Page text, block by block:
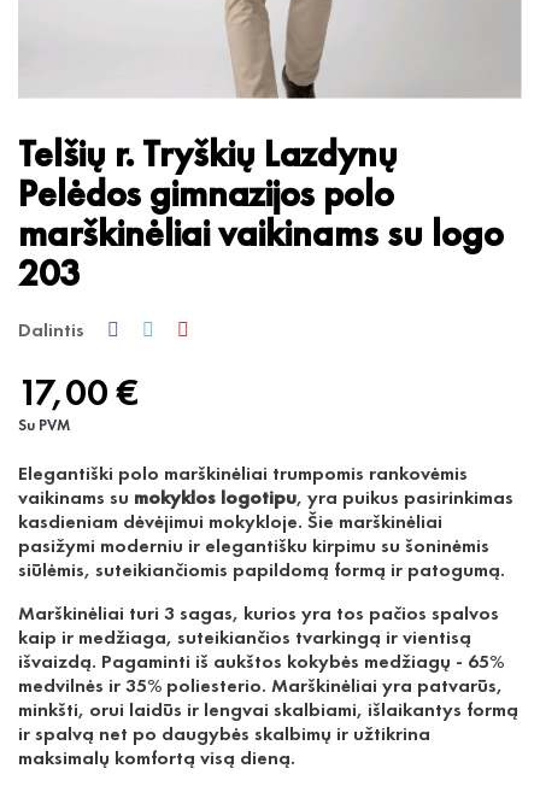
Telšių r. Tryškių Lazdynų
Pelėdos gimnazijos polo
marškinėliai vaikinams su logo
203
Dalintis
17,00 €
Su PVM
Elegantiški polo marškinėliai trumpomis rankovėmis
vaikinams su mokyklos logotipu, yra puikus pasirinkimas
kasdieniam dėvėjimui mokykloje. Šie marškinėliai
pasižymi moderniu ir elegantišku kirpimu su šoninėmis
siūlėmis, suteikiančiomis papildomą formą ir patogumą.
Marškinėliai turi 3 sagas, kurios yra tos pačios spalvos
kaip ir medžiaga, suteikiančios tvarkingą ir vientisą
išvaizdą. Pagaminti iš aukštos kokybės medžiagų - 65%
medvilnės ir 35% poliesterio. Marškinėliai yra patvarūs,
minkšti, orui laidūs ir lengvai skalbiami, išlaikantys formą
ir spalvą net po daugybės skalbimų ir užtikrina
maksimalų komfortą visą dieną.